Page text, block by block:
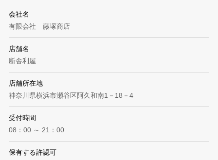
会社名
有限会社 藤塚商店
店舗名
断舎利屋
店舗所在地
神奈川県横浜市瀬谷区阿久和南1－18－4
受付時間
08：00 ～ 21：00
保有する許認可